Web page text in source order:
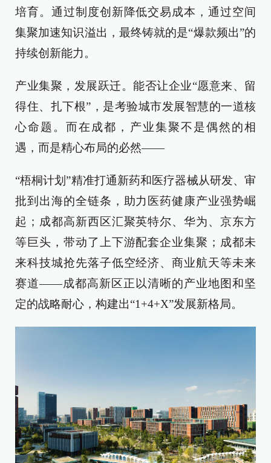
培育。通过制度创新降低交易成本，通过空间
集聚加速知识溢出，最终铸就的是“爆款频出”的
持续创新能力。
产业集聚，发展跃迁。能否让企业“愿意来、留
得住、扎下根”，是考验城市发展智慧的一道核
心命题。而在成都，产业集聚不是偶然的相
遇，而是精心布局的必然——
“梧桐计划”精准打通新药和医疗器械从研发、审
批到出海的全链条，助力医药健康产业强势崛
起；成都高新西区汇聚英特尔、华为、京东方
等巨头，带动了上下游配套企业集聚；成都未
来科技城抢先落子低空经济、商业航天等未来
赛道——成都高新区正以清晰的产业地图和坚
定的战略耐心，构建出“1+4+X”发展新格局。